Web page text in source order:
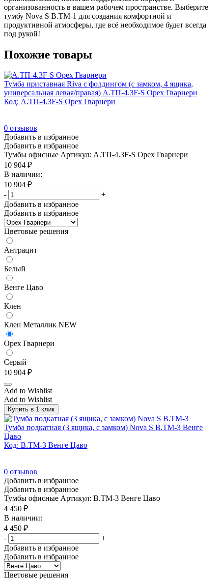
организованность в вашем рабочем пространстве. Выберите
тумбу Nova S В.ТМ-1 для создания комфортной и
продуктивной атмосферы, где всё необходимое будет всегда
под рукой!
Похожие товары
Тумба приставная Riva с фолдингом (с замком, 4 ящика,
универсальная левая/правая) А.ТП-4.3F-S Орех Гварнери
Код: А.ТП-4.3F-S Орех Гварнери
0 отзывов
Добавить в избранное
Добавить в избранное
Тумбы офисные Артикул: А.ТП-4.3F-S Орех Гварнери
10 904 ₽
В наличии:
10 904 ₽
-
+
Добавить в избранное
Добавить в избранное
Цветовые решения
Антрацит
Белый
Венге Цаво
Клен
Клен Металлик NEW
Орех Гварнери
Серый
10 904 ₽
Add to Wishlist
Add to Wishlist
Купить в 1 клик
Тумба подкатная (3 ящика, с замком) Nova S В.ТМ-3 Венге
Цаво
Код: В.ТМ-3 Венге Цаво
0 отзывов
Добавить в избранное
Добавить в избранное
Тумбы офисные Артикул: В.ТМ-3 Венге Цаво
4 450 ₽
В наличии:
4 450 ₽
-
+
Добавить в избранное
Добавить в избранное
Цветовые решения